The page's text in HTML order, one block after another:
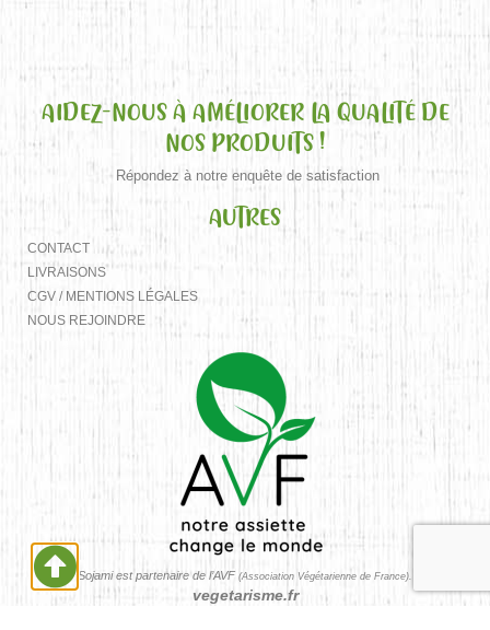
AIDEZ-NOUS À AMÉLIORER LA QUALITÉ DE
NOS PRODUITS !
Répondez à notre enquête de satisfaction
AUTRES
CONTACT
LIVRAISONS
CGV / MENTIONS LÉGALES
NOUS REJOINDRE
Sojami est partenaire de l’AVF (Association Végétarienne de France).
vegetarisme.fr